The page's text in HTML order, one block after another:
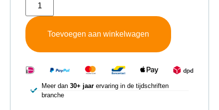
Toevoegen aan winkelwagen
Meer dan 30+ jaarervaring in de tijdschriften
branche